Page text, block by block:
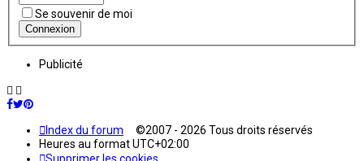
Se souvenir de moi
Publicité
Index du forum ©2007 - 2026 Tous droits réservés
Heures au formatUTC+02:00
Supprimer les cookies